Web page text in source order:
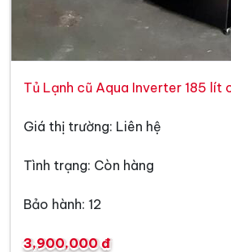
Tủ Lạnh cũ Aqua Inverter 185 lít
Giá thị trường: Liên hệ
Tình trạng: Còn hàng
Bảo hành: 12
3,900,000 đ